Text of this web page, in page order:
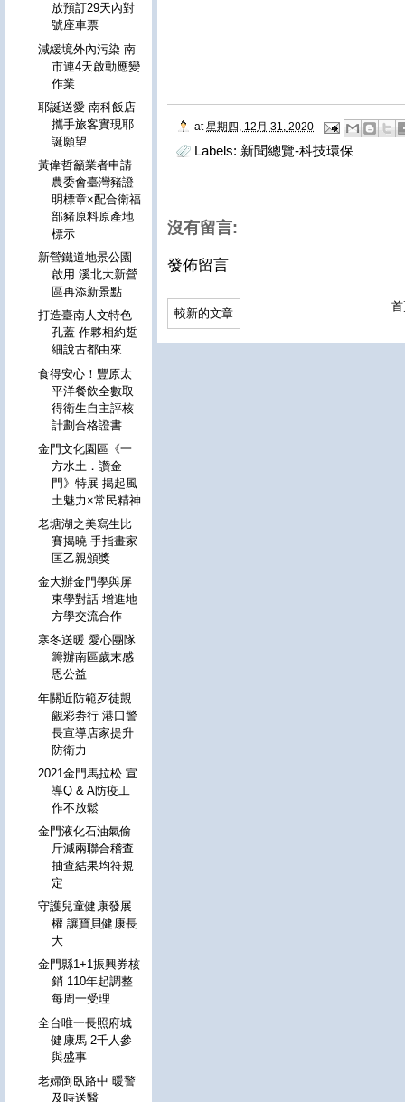
at星期四, 12月 31, 2020
Labels: 新聞總覽-科技環保
沒有留言:
發佈留言
較新的文章
放預訂29天內對
號座車票
減緩境外內污染 南
市連4天啟動應變
作業
耶誕送愛 南科飯店
攜手旅客實現耶
誕願望
黃偉哲籲業者申請
農委會臺灣豬證
明標章×配合衛福
部豬原料原產地
標示
新營鐵道地景公園
啟用 溪北大新營
區再添新景點
打造臺南人文特色
孔蓋 作夥相約踅
細說古都由來
食得安心！豐原太
平洋餐飲全數取
得衛生自主評核
計劃合格證書
金門文化園區《一
方水土．讚金
門》特展 揭起風
土魅力×常民精神
老塘湖之美寫生比
賽揭曉 手指畫家
匡乙親頒獎
金大辦金門學與屏
東學對話 增進地
方學交流合作
寒冬送暖 愛心團隊
籌辦南區歲末感
恩公益
年關近防範歹徒覬
覦彩劵行 港口警
長宣導店家提升
防衛力
2021金門馬拉松 宣
導Q & A防疫工
作不放鬆
金門液化石油氣偷
斤減兩聯合稽查
抽查結果均符規
定
守護兒童健康發展
權 讓寶貝健康長
大
金門縣1+1振興券核
銷 110年起調整
每周一受理
全台唯一長照府城
健康馬 2千人參
與盛事
老婦倒臥路中 暖警
及時送醫